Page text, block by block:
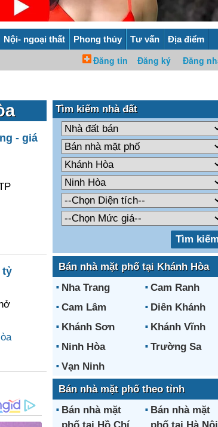
Nội- ngoại thất Phong thủy Tư vấn Địa điểm
- giá
tỷ
Tìm kiếm nhà đất
Bán nhà mặt phố tại Khánh Hòa
Nha Trang
Cam Ranh
Cam Lâm
Diên Khánh
Khánh Sơn
Khánh Vĩnh
Ninh Hòa
Trường Sa
Vạn Ninh
Bán nhà mặt phố theo tỉnh
Bán nhà mặt
Bán nhà mặt